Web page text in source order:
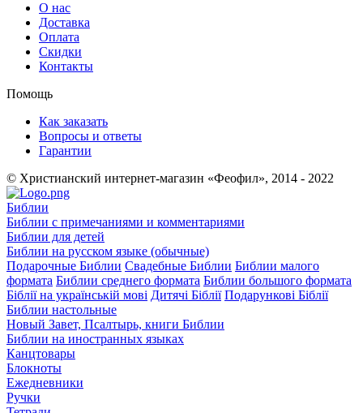
О нас
Доставка
Оплата
Скидки
Контакты
Помощь
Как заказать
Вопросы и ответы
Гарантии
© Христианский интернет-магазин «Феофил», 2014 - 2022
Библии
Библии с примечаниями и комментариями
Библии для детей
Библии на русском языке (обычные)
Подарочные Библии Свадебные Библии Библии малого
формата Библии среднего формата Библии большого формата
Біблії на українській мові Дитячі Біблії Подарункові Біблії
Библии настольные
Новый Завет, Псалтырь, книги Библии
Библии на иностранных языках
Канцтовары
Блокноты
Ежедневники
Ручки